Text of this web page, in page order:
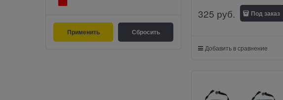
325 руб. Под заказ
Добавить в сравнение